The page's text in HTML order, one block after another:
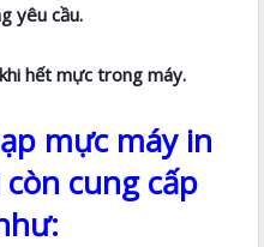
yêu cầu.
hết mực trong máy.
mực máy in
cung cấp